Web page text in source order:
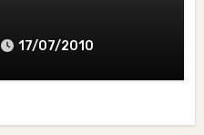
17/07/2010